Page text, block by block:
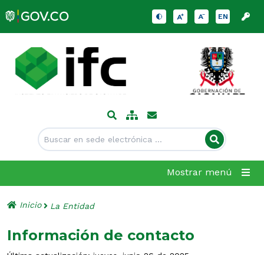
EN
Mostrar menú
Inicio La Entidad
Información de contacto